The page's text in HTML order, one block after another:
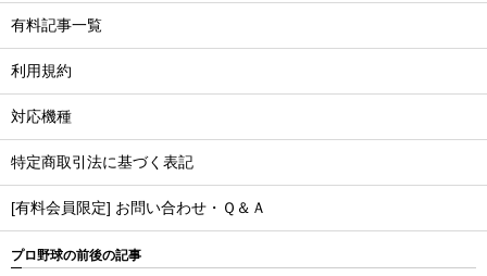
有料記事一覧
利用規約
対応機種
特定商取引法に基づく表記
[有料会員限定] お問い合わせ・Ｑ＆Ａ
プロ野球の前後の記事